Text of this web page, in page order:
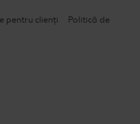
pentru clienți
Politică de